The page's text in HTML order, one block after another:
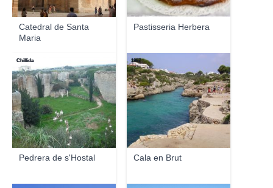
Catedral de Santa
Maria
Pastisseria Herbera
Pedrera de s'Hostal
Chillida
Cala en Brut
1997